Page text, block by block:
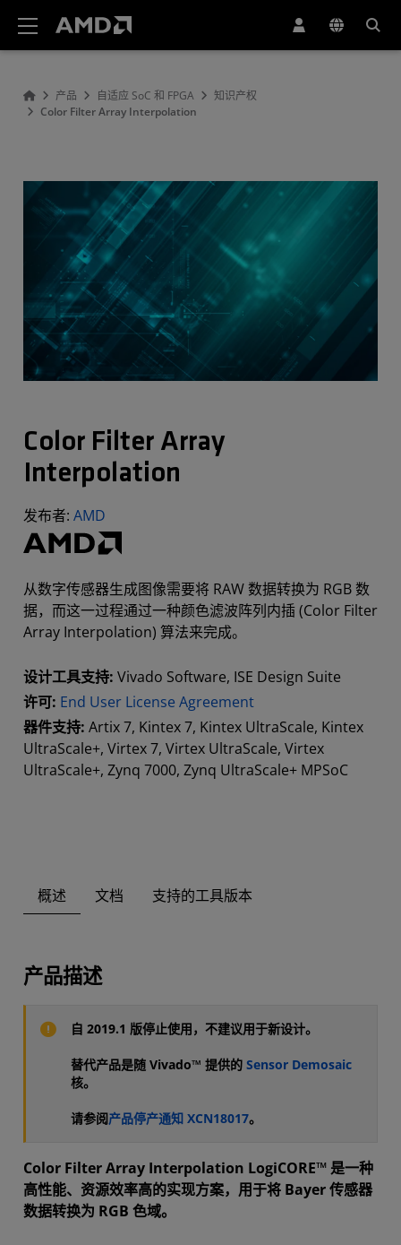
产品 自适应 SoC 和 FPGA
知识产权
Color Filter Array Interpolation
Color Filter Array
Interpolation
发布者: AMD
从数字传感器生成图像需要将 RAW 数据转换为 RGB 数
据，而这一过程通过一种颜色滤波阵列内插 (Color Filter
Array Interpolation) 算法来完成。
设计工具支持: Vivado Software, ISE Design Suite
许可: End User License Agreement
器件支持: Artix 7, Kintex 7, Kintex UltraScale, Kintex
UltraScale+, Virtex 7, Virtex UltraScale, Virtex
UltraScale+, Zynq 7000, Zynq UltraScale+ MPSoC
概述 文档 支持的工具版本
产品描述
自 2019.1 版停止使用，不建议用于新设计。
替代产品是随 Vivado™ 提供的 Sensor Demosaic
核。
请参阅产品停产通知 XCN18017。
Color Filter Array Interpolation LogiCORE™ 是一种
高性能、资源效率高的实现方案，用于将 Bayer 传感器
数据转换为 RGB 色域。